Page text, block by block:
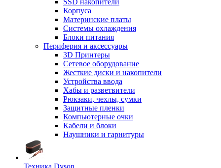
SSD накопители
Корпуса
Материнские платы
Системы охлаждения
Блоки питания
Периферия и аксессуары
3D Принтеры
Сетевое оборудование
Жесткие диски и накопители
Устройства ввода
Хабы и разветвители
Рюкзаки, чехлы, сумки
Защитные пленки
Компьютерные очки
Кабели и блоки
Наушники и гарнитуры
Техника Dyson